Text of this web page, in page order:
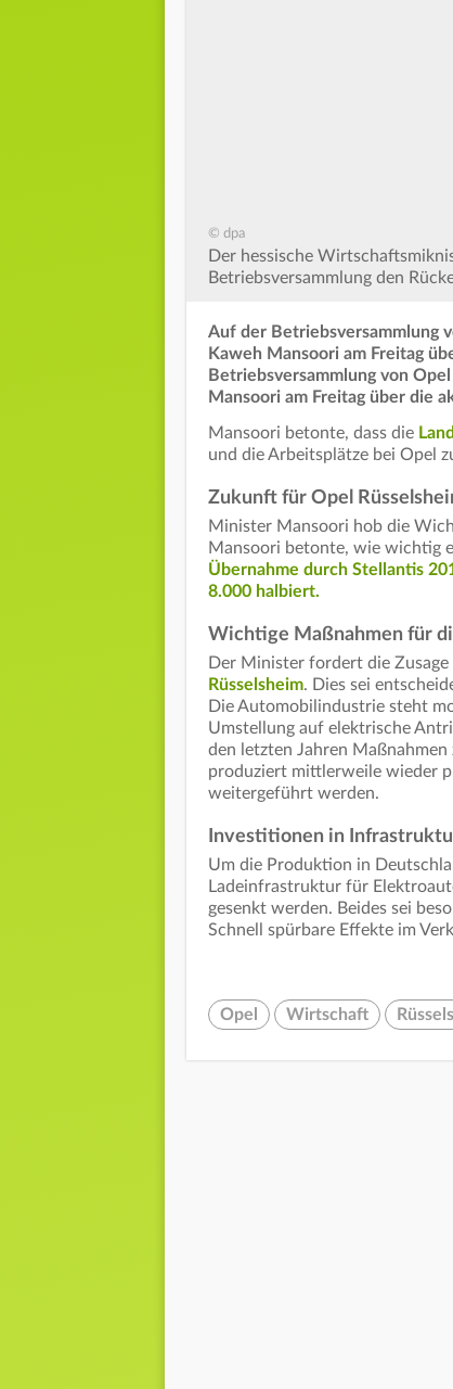
© dpa
Der hessische
Betriebsversammlung den
Auf der Betriebsversammlung
Kaweh Mansoori am Freitag
Betriebsversammlung von
Mansoori am Freitag über die
Mansoori betonte, dass die
und die Arbeitsplätze bei Opel
Zukunft für Opel
Minister Mansoori hob die
Mansoori betonte, wie wichtig
Übernahme durch Stellantis
8.000 halbiert.
Wichtige Maßnahmen für
Der Minister fordert die
Rüsselsheim. Dies sei
Die Automobilindustrie steht
Umstellung auf elektrische
den letzten Jahren
produziert mittlerweile wieder
weitergeführt werden.
Investitionen in
Um die Produktion in
Ladeinfrastruktur für
gesenkt werden. Beides sei
Schnell spürbare Effekte im
Opel Wirtschaft